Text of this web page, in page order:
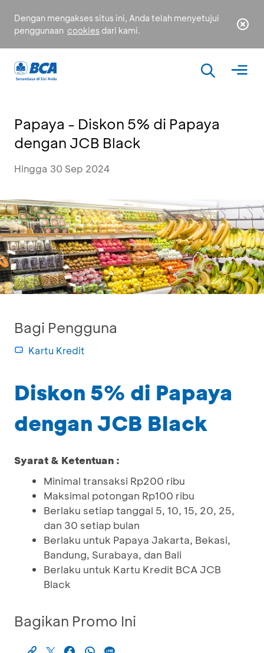
Dengan mengakses situs ini, Anda telah menyetujui
penggunaan cookies dari kami.
Papaya - Diskon 5% di Papaya
dengan JCB Black
Hingga 30 Sep 2024
Bagi Pengguna
Kartu Kredit
Diskon 5% di Papaya
dengan JCB Black
Syarat & Ketentuan :
Minimal transaksi Rp200 ribu
Maksimal potongan Rp100 ribu
Berlaku setiap tanggal 5, 10, 15, 20, 25,
dan 30 setiap bulan
Berlaku untuk Papaya Jakarta, Bekasi,
Bandung, Surabaya, dan Bali
Berlaku untuk Kartu Kredit BCA JCB
Black
Bagikan Promo Ini